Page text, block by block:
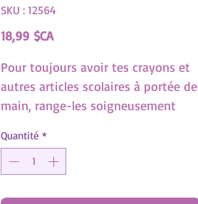
SKU : 12564
18,99 $CAPrix
Pour toujours avoir tes crayons et
autres articles scolaires à portée de
main, range-les soigneusement
crayon à deux compartiments.
(SKU:12564)
Quantité *